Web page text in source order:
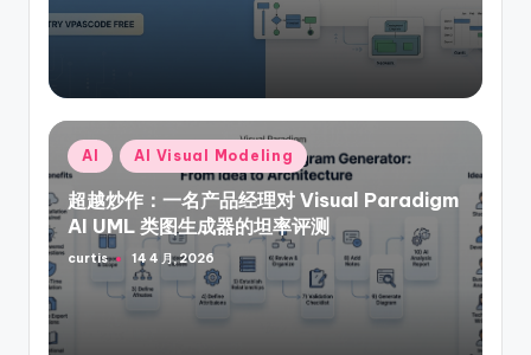
Posted
in
AI AI Visual Modeling
超越炒作：一名产品经理对 Visual Paradigm
AI UML 类图生成器的坦率评测
Posted
curtis 14 4 月, 2026